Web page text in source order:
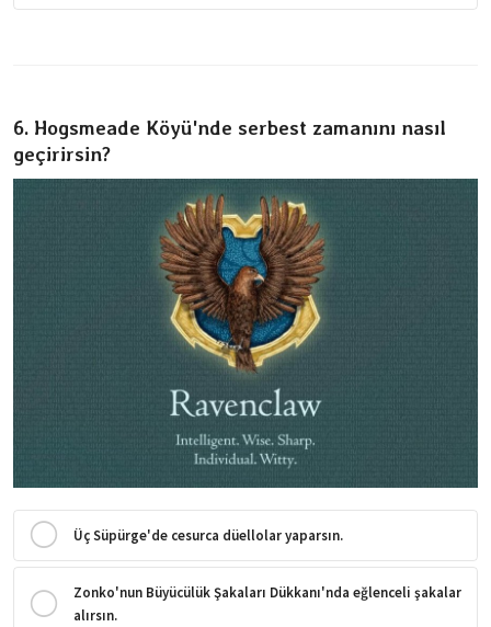
6. Hogsmeade Köyü'nde serbest zamanını nasıl
geçirirsin?
Üç Süpürge'de cesurca düellolar yaparsın.
Zonko'nun Büyücülük Şakaları Dükkanı'nda eğlenceli şakalar
alırsın.